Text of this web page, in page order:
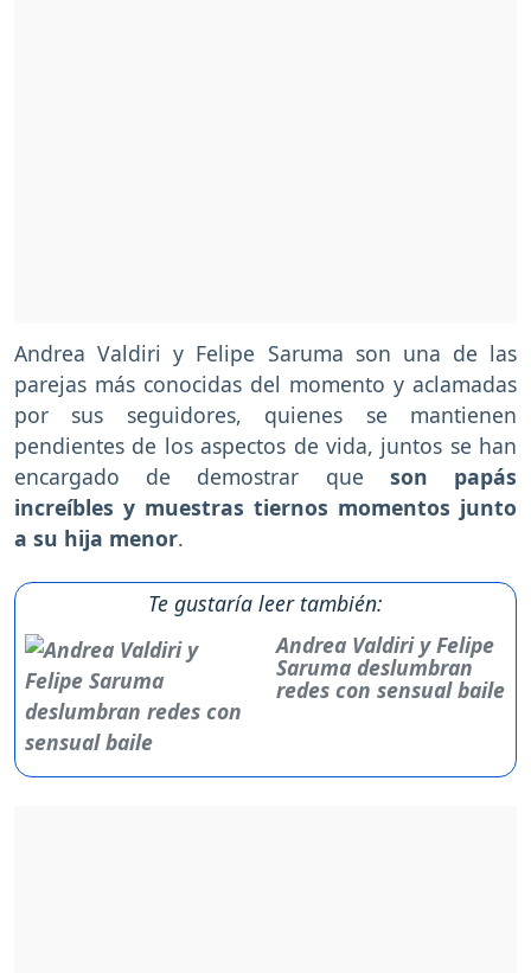
Andrea Valdiri y Felipe Saruma son una de las
parejas más conocidas del momento y aclamadas
por sus seguidores, quienes se mantienen
pendientes de los aspectos de vida, juntos se han
encargado de demostrar que son papás
increíbles y muestras tiernos momentos junto
a su hija menor.
Te gustaría leer también:
Andrea Valdiri y Felipe
Saruma deslumbran
redes con sensual baile